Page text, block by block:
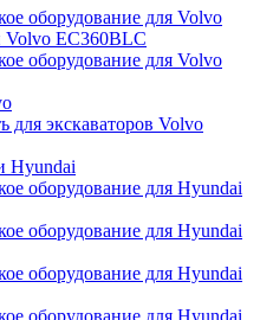
оборудование для Volvo
EC360BLC
оборудование для Volvo
для экскаваторов Volvo
Hyundai
оборудование для Hyundai
оборудование для Hyundai
оборудование для Hyundai
оборудование для Hyundai